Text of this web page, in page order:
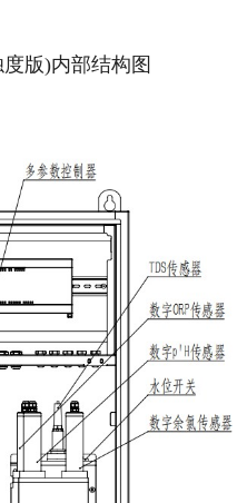
版)内部结构图